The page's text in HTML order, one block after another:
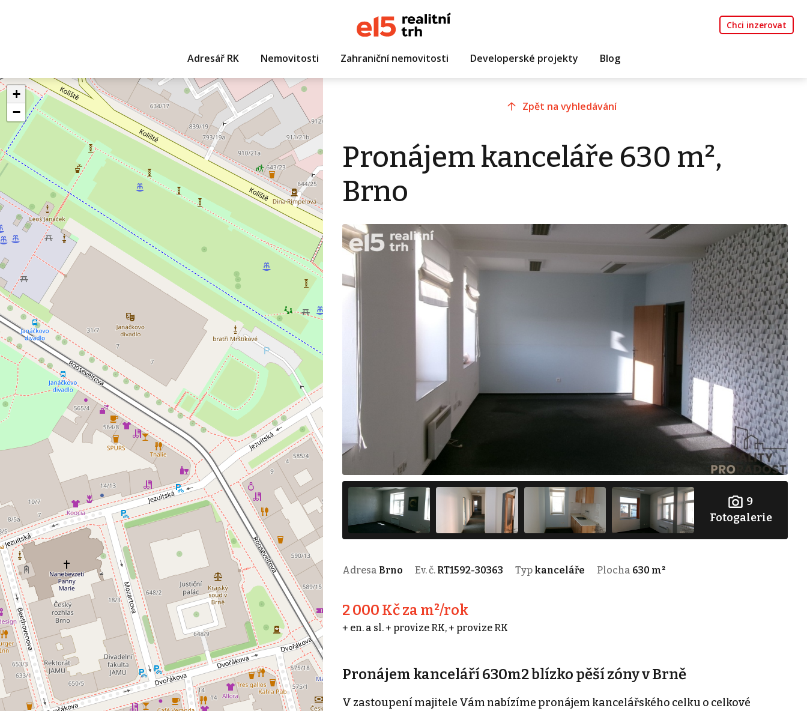
Chci inzerovat
Adresář RK Nemovitosti Zahraniční nemovitosti Developerské projekty Blog
+
−
Zpět na vyhledávání
Pronájem kanceláře 630 m²,
Brno
9
Fotogalerie
Adresa Brno Ev. č. RT1592-30363 Typ kanceláře Plocha 630 m²
2 000 Kč za m²/rok
+ en. a sl. + provize RK, + provize RK
Pronájem kanceláří 630m2 blízko pěší zóny v Brně
V zastoupení majitele Vám nabízíme pronájem kancelářského celku o celkové